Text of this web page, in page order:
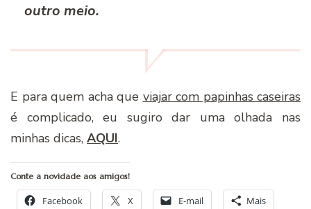
outro meio.
E para quem acha que viajar com papinhas caseiras
é complicado, eu sugiro dar uma olhada nas
minhas dicas, AQUI.
Conte a novidade aos amigos!
Facebook X E-mail Mais